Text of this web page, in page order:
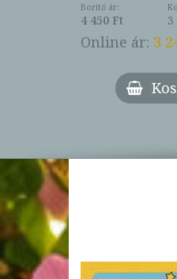
Borító ár:
4 450 Ft 3
Online ár: 3